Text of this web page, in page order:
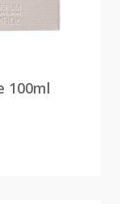
100ml